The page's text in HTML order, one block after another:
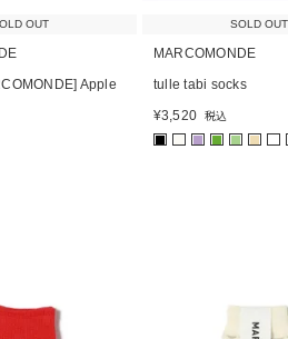
OUT
Apple
SOLD OUT
MARCOMONDE
tulle tabi socks
¥3,520 税込
■ ■ ■ ■ ■